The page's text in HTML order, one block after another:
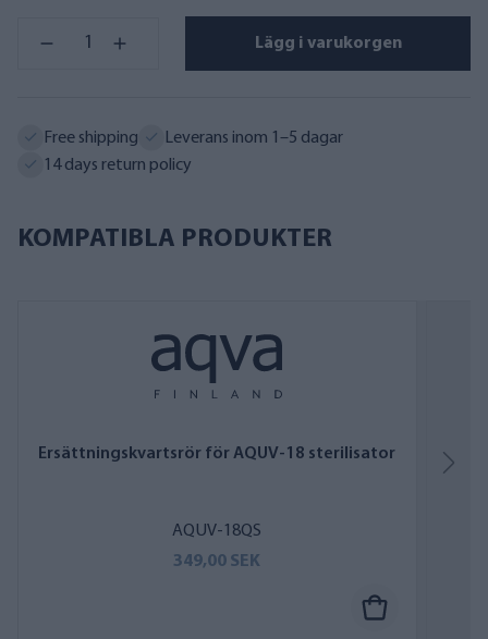
Lägg i varukorgen
Free shipping
Leverans inom 1–5 dagar
14 days return policy
KOMPATIBLA PRODUKTER
Ersättningskvartsrör för AQUV-18 sterilisator
AQUV-18QS
349,00 SEK